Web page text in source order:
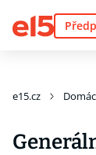
e15.cz